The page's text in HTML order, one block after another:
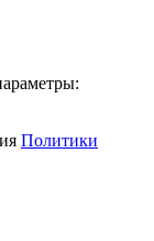
Политики